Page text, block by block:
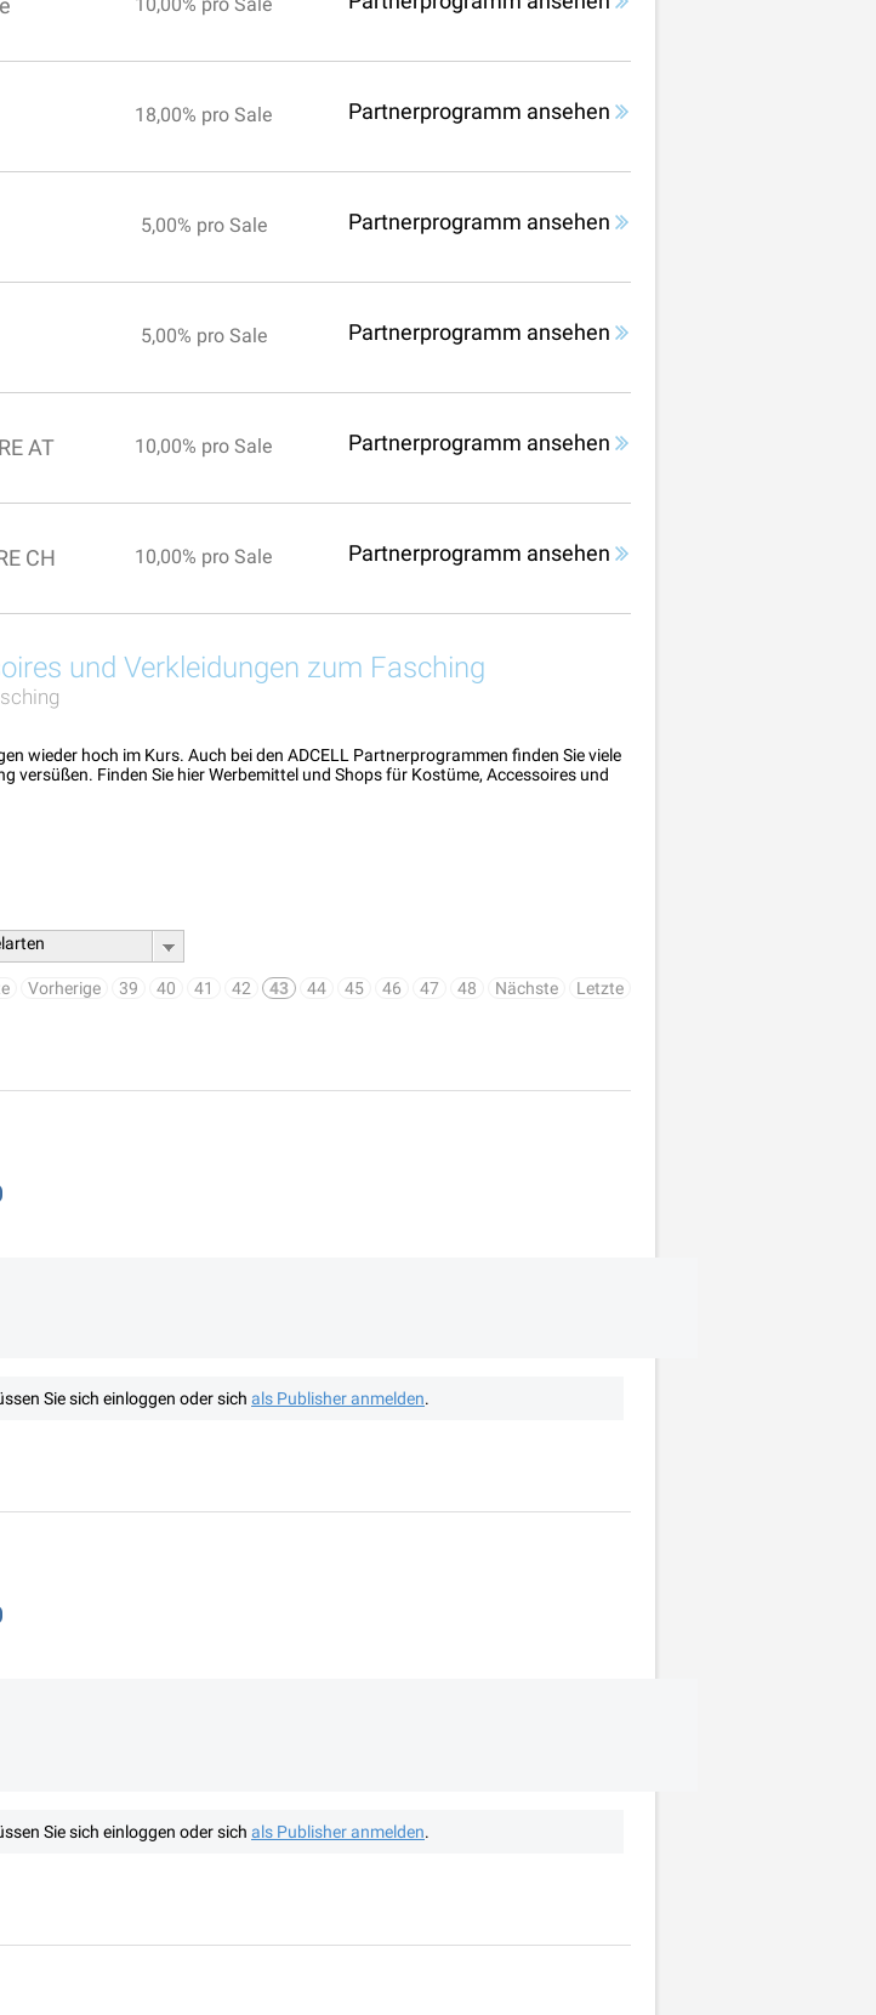
18,00% pro Sale Partnerprogramm ansehen
5,00% pro Sale Partnerprogramm ansehen
5,00% pro Sale Partnerprogramm ansehen
AT 10,00% pro Sale Partnerprogramm ansehen
CH 10,00% pro Sale Partnerprogramm ansehen
und Verkleidungen zum Fasching
wieder hoch im Kurs. Auch bei den ADCELL Partnerprogrammen finden Sie viele
versüßen. Finden Sie hier Werbemittel und Shops für Kostüme, Accessoires und
Vorherige 39 40 41 42 43 44 45 46 47 48 Nächste Letzte
Sie sich einloggen oder sich als Publisher anmelden.
Sie sich einloggen oder sich als Publisher anmelden.